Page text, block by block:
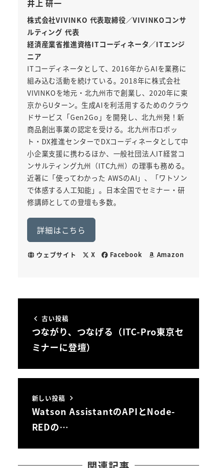
井上 研一
株式会社VIVINKO 代表取締役／VIVINKOコンサ
ルティング 代表
経済産業省推進資格ITコーディネータ／ITエンジ
ニア
ITコーディネータとして、2016年からAIを業務に
組み込む活動を続けている。2018年に株式会社
VIVINKOを地元・北九州市で創業し、2020年に東
京からUターン。生成AIを利活用するためのクラウ
ドサービス「Gen2Go」を開発し、北九州発！新
商品創出事業の認定を受ける。北九州市ロボッ
ト・DX推進センターでDXコーディネータとして中
小企業支援に携わるほか、一般社団法人IT経営コ
ンサルティング九州（ITC九州）の理事も務める。
近著に「使ってわかった AWSのAI」、「ワトソン
で体感する人工知能」。日本全国でセミナー・研
修講師としての登壇も多数。
詳細はこちら
ウェブサイト X Facebook Amazon
古い投稿
つながり、つなげる（ITC-Pro東京セ
ミナーに登壇）
新しい投稿
Watson AssistantのAPIとNode-
REDの…